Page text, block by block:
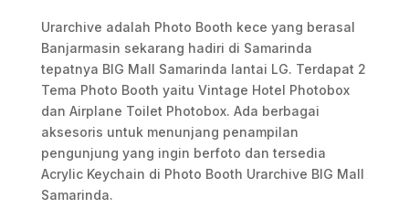
Urarchive adalah Photo Booth kece yang berasal
Banjarmasin sekarang hadiri di Samarinda
tepatnya BIG Mall Samarinda lantai LG. Terdapat 2
Tema Photo Booth yaitu Vintage Hotel Photobox
dan Airplane Toilet Photobox. Ada berbagai
aksesoris untuk menunjang penampilan
pengunjung yang ingin berfoto dan tersedia
Acrylic Keychain di Photo Booth Urarchive BIG Mall
Samarinda.